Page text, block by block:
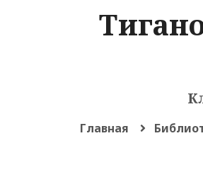
Главная